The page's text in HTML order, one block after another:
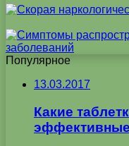
Популярное
13.03.2017
Какие
эффективные